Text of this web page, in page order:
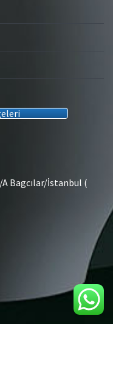
Bagcılar/İstanbul (